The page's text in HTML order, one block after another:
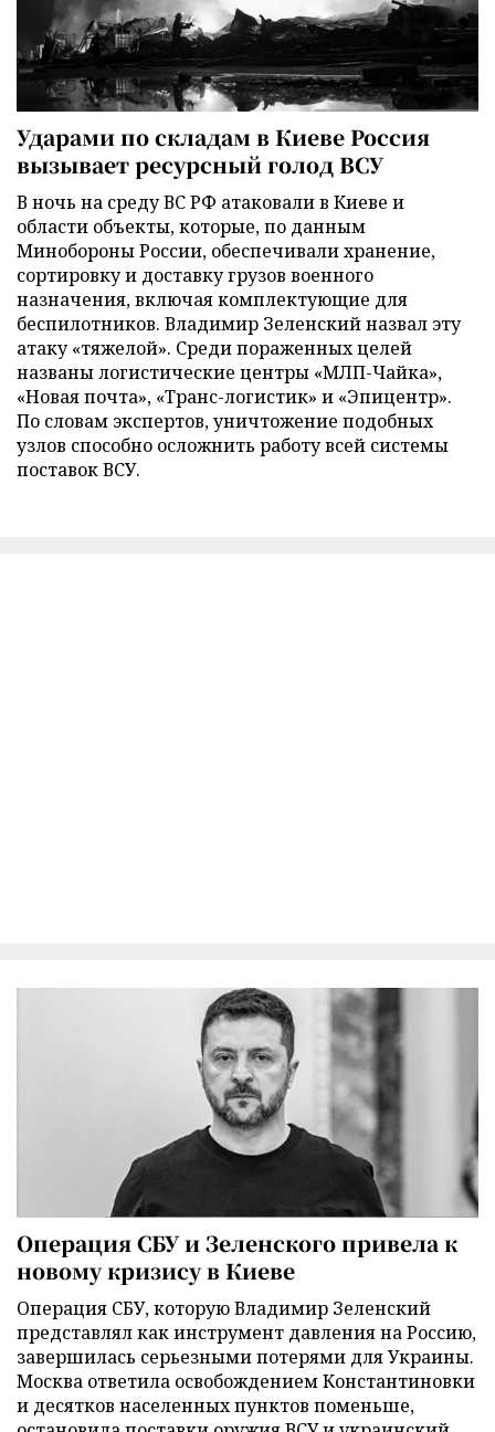
Ударами по складам в Киеве Россия
вызывает ресурсный голод ВСУ
В ночь на среду ВС РФ атаковали в Киеве и
области объекты, которые, по данным
Минобороны России, обеспечивали хранение,
сортировку и доставку грузов военного
назначения, включая комплектующие для
беспилотников. Владимир Зеленский назвал эту
атаку «тяжелой». Среди пораженных целей
названы логистические центры «МЛП-Чайка»,
«Новая почта», «Транс-логистик» и «Эпицентр».
По словам экспертов, уничтожение подобных
узлов способно осложнить работу всей системы
поставок ВСУ.
Операция СБУ и Зеленского привела к
новому кризису в Киеве
Операция СБУ, которую Владимир Зеленский
представлял как инструмент давления на Россию,
завершилась серьезными потерями для Украины.
Москва ответила освобождением Константиновки
и десятков населенных пунктов поменьше,